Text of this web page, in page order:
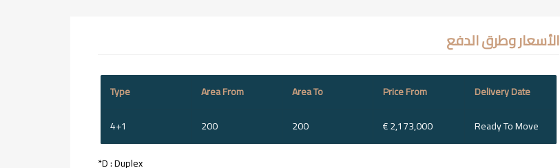
الأسعار وطرق الدفع
Type Area From Area To Price From
Delivery Date
4+1
200 200 € 2,173,000 Ready To Move
*D : Duplex